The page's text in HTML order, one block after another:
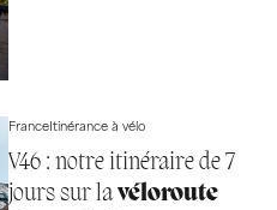
FranceItinérance à vélo
V46 : notre itinéraire de 7
jours sur lavéloroute